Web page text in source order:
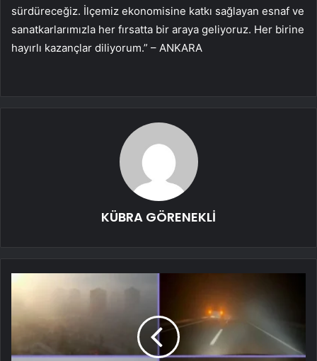
sürdüreceğiz. İlçemiz ekonomisine katkı sağlayan esnaf ve
sanatkarlarımızla her fırsatta bir araya geliyoruz. Her birine
hayırlı kazançlar diliyorum.” – ANKARA
KÜBRA GÖRENEKLİ